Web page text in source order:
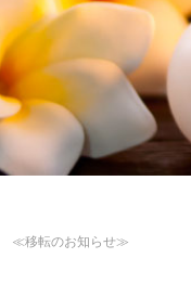
≪移転のお知らせ≫